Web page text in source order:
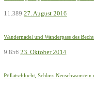
11.389 27. August 2016
Wandernadel und Wanderpass des
9.856 23. Oktober 2014
Pöllatschlucht, Schloss Neuschwanstein